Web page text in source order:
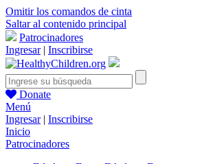
Omitir los comandos de cinta
Saltar al contenido principal
Patrocinadores
Ingresar| Inscribirse
Donate
Menú
Ingresar| Inscribirse
Inicio
Patrocinadores